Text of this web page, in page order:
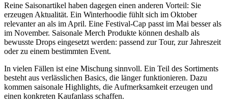
Reine Saisonartikel haben dagegen einen anderen Vorteil: Sie
erzeugen Aktualität. Ein Winterhoodie fühlt sich im Oktober
relevanter an als im April. Eine Festival-Cap passt im Mai besser als
im November. Saisonale Merch Produkte können deshalb als
bewusste Drops eingesetzt werden: passend zur Tour, zur Jahreszeit
oder zu einem bestimmten Event.
In vielen Fällen ist eine Mischung sinnvoll. Ein Teil des Sortiments
besteht aus verlässlichen Basics, die länger funktionieren. Dazu
kommen saisonale Highlights, die Aufmerksamkeit erzeugen und
einen konkreten Kaufanlass schaffen.